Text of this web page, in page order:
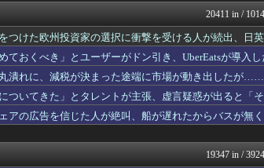
チャがコチラｗｗｗｗ...
理想ちゃんねる
育児板拾い読み
ン子｣｢AKB｣とヒッ...
AKB48タイム
、終演後の様子・レ...
日向坂46まと
の大規模施設でガス供給設備...
おーるじゃんる
46】
坂道情報通～
ｗｗｗｗｗｗｗｗｗｗｗ
なんJミュージ
ます」
にゅーすアル
サイ速
まさかの6連敗、ドジ...
20411 in /
つけた欧州投資家の選択に衝撃を受ける人が続出、日
ておくべき」とユーザーがドン引き、UberEatsが導入
潰れに、減税が決まった途端に市場が動き出したが……
ついてきた」とタレントが主張、虚言疑惑が出ると「
アの広告を信じた人が絶叫、船が遅れたからバスが無
19347 in /